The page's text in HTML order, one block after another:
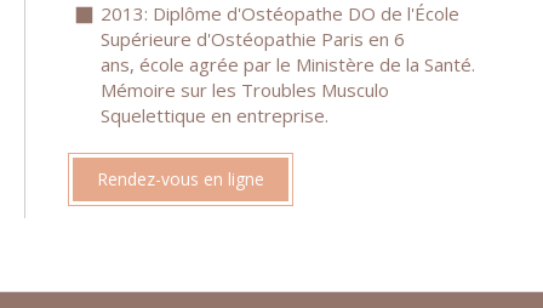
2013: Diplôme d'Ostéopathe DO de l'École
Supérieure d'Ostéopathie Paris en 6
ans, école agrée par le Ministère de la Santé.
Mémoire sur les Troubles Musculo
Squelettique en entreprise.
Rendez-vous en ligne